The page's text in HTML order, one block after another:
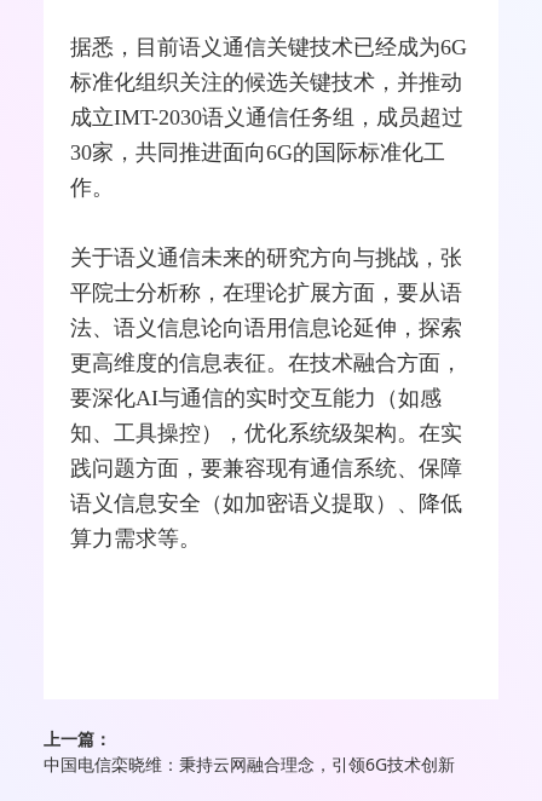
据悉，目前语义通信关键技术已经成为6G
标准化组织关注的候选关键技术，并推动
成立IMT-2030语义通信任务组，成员超过
30家，共同推进面向6G的国际标准化工
作。
关于语义通信未来的研究方向与挑战，张
平院士分析称，在理论扩展方面，要从语
法、语义信息论向语用信息论延伸，探索
更高维度的信息表征。在技术融合方面，
要深化AI与通信的实时交互能力（如感
知、工具操控），优化系统级架构。在实
践问题方面，要兼容现有通信系统、保障
语义信息安全（如加密语义提取）、降低
算力需求等。
上一篇：
中国电信栾晓维：秉持云网融合理念，引领6G技术创新